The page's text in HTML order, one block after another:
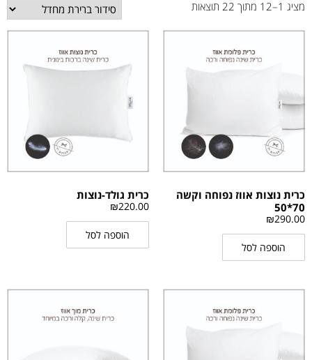
מציג 1–12 מתוך 22 תוצאות
כרית נוצות אווז נפוחה וקשה
70*50
₪290.00
הוספה לסל
כרית גולד-נוצות
₪220.00
הוספה לסל